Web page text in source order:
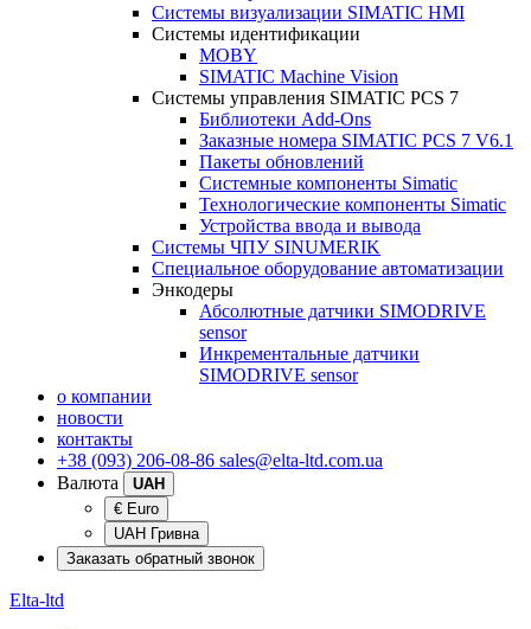
Системы визуализации SIMATIC HMI
Системы идентификации
MOBY
SIMATIC Machine Vision
Системы управления SIMATIC PCS 7
Библиотеки Add-Ons
Заказные номера SIMATIC PCS 7 V6.1
Пакеты обновлений
Системные компоненты Simatic
Технологические компоненты Simatic
Устройства ввода и вывода
Системы ЧПУ SINUMERIK
Специальное оборудование автоматизации
Энкодеры
Абсолютные датчики SIMODRIVE
sensor
Инкрементальные датчики
SIMODRIVE sensor
о компании
новости
контакты
+38 (093) 206-08-86 sales@elta-ltd.com.ua
Валюта
UAH
€ Euro
UAH Гривна
Заказать обратный звонок
Elta-ltd